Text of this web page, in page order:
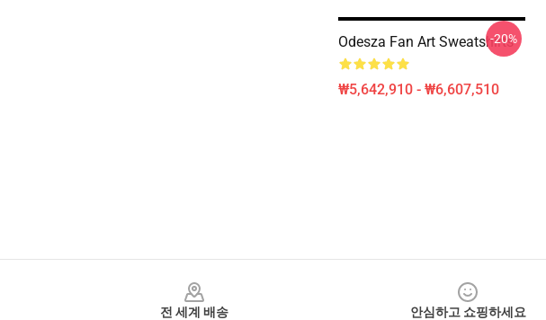
Odesza Fan Art Sweatshirts
₩5,642,910 - ₩6,607,510
-20%
전 세계 배송
안심하고 쇼핑하세요